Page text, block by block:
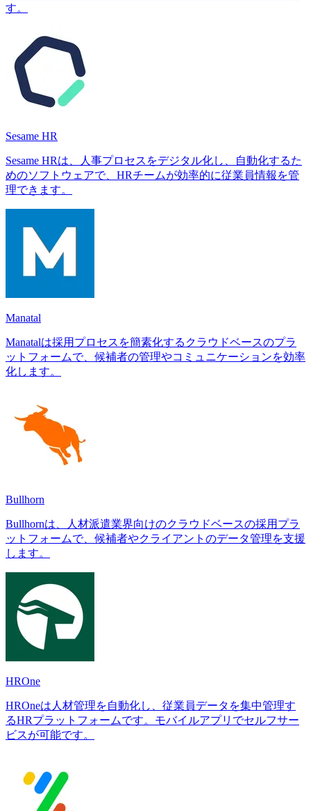
す。
Sesame HR
Sesame HRは、人事プロセスをデジタル化し、自動化するた
めのソフトウェアで、HRチームが効率的に従業員情報を管
理できます。
Manatal
Manatalは採用プロセスを簡素化するクラウドベースのプラ
ットフォームで、候補者の管理やコミュニケーションを効率
化します。
Bullhorn
Bullhornは、人材派遣業界向けのクラウドベースの採用プラ
ットフォームで、候補者やクライアントのデータ管理を支援
します。
HROne
HROneは人材管理を自動化し、従業員データを集中管理す
るHRプラットフォームです。モバイルアプリでセルフサー
ビスが可能です。